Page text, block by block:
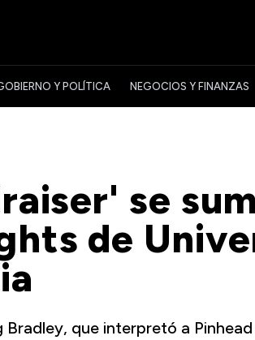
Y POLÍTICA NEGOCIOS Y FINANZAS
se
de
que interpretó a